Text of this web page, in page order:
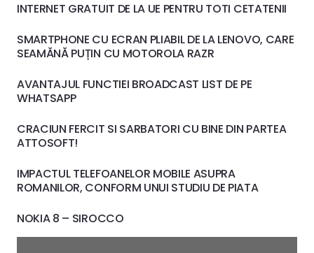
INTERNET GRATUIT DE LA UE PENTRU TOTI CETATENII
SMARTPHONE CU ECRAN PLIABIL DE LA LENOVO, CARE
SEAMĂNĂ PUȚIN CU MOTOROLA RAZR
AVANTAJUL FUNCTIEI BROADCAST LIST DE PE
WHATSAPP
CRACIUN FERCIT SI SARBATORI CU BINE DIN PARTEA
ATTOSOFT!
IMPACTUL TELEFOANELOR MOBILE ASUPRA
ROMANILOR, CONFORM UNUI STUDIU DE PIATA
NOKIA 8 – SIROCCO